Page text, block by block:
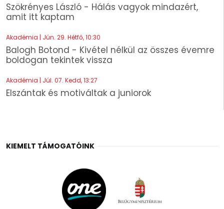
Szökrényes László - Hálás vagyok mindazért,
amit itt kaptam
Akadémia | Jún. 29. Hétfő, 10:30
Balogh Botond - Kivétel nélkül az összes évemre
boldogan tekintek vissza
Akadémia | Júl. 07. Kedd, 13:27
Elszántak és motiváltak a juniorok
KIEMELT TÁMOGATÓINK